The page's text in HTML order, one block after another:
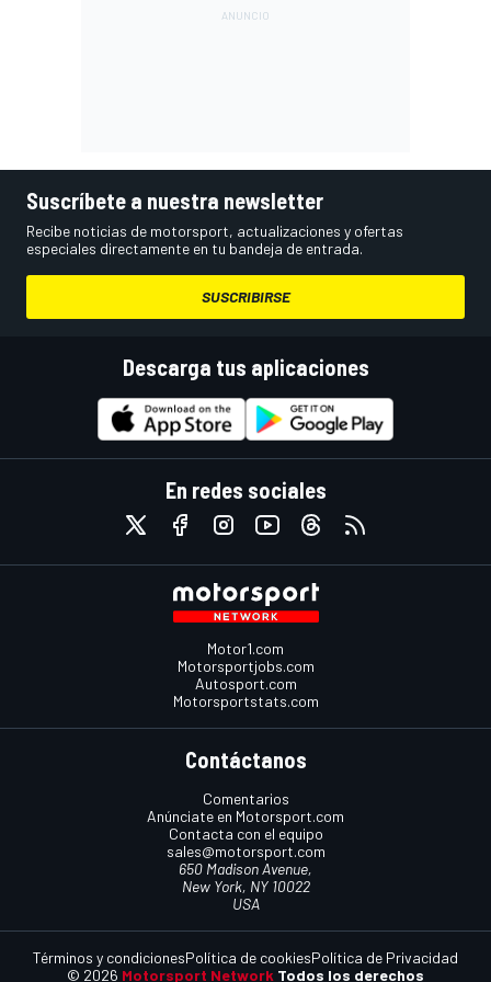
Suscríbete a nuestra newsletter
Recibe noticias de motorsport, actualizaciones y ofertas
especiales directamente en tu bandeja de entrada.
SUSCRIBIRSE
Descarga tus aplicaciones
En redes sociales
Motor1.com
Motorsportjobs.com
Autosport.com
Motorsportstats.com
Contáctanos
Comentarios
Anúnciate en Motorsport.com
Contacta con el equipo
sales@motorsport.com
650 Madison Avenue,
New York, NY 10022
USA
© 2026 Motorsport Network Todos los derechos
Términos y condicionesPolítica de cookiesPolítica de Privacidad